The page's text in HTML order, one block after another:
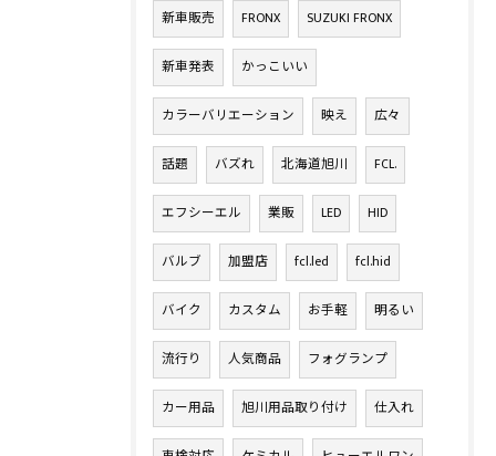
新車販売 FRONX SUZUKI FRONX
新車発表 かっこいい
カラーバリエーション 映え 広々
話題 バズれ 北海道旭川 FCL.
エフシーエル 業販 LED HID
バルブ 加盟店 fcl.led fcl.hid
バイク カスタム お手軽 明るい
流行り 人気商品 フォグランプ
カー用品 旭川用品取り付け 仕入れ